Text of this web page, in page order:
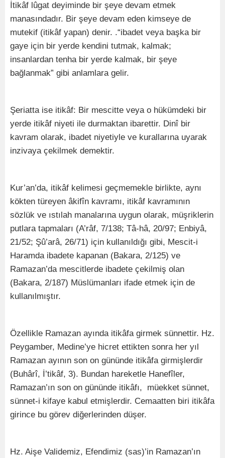
İtikâf lûgat deyiminde bir şeye devam etmek
manasındadır. Bir şeye devam eden kimseye de
mutekif (itikâf yapan) denir. .“ibadet veya başka bir
gaye için bir yerde kendini tutmak, kalmak;
insanlardan tenha bir yerde kalmak, bir şeye
bağlanmak” gibi anlamlara gelir.
Şeriatta ise itikâf: Bir mescitte veya o hükümdeki bir
yerde itikâf niyeti ile durmaktan ibarettir. Dinî bir
kavram olarak, ibadet niyetiyle ve kurallarına uyarak
inzivaya çekilmek demektir.
Kur’an’da, itikâf kelimesi geçmemekle birlikte, aynı
kökten türeyen âkifîn kavramı, itikâf kavramının
sözlük ve ıstılah manalarına uygun olarak, müşriklerin
putlara tapmaları (A’râf, 7/138; Tâ-hâ, 20/97; Enbiyâ,
21/52; Şû’arâ, 26/71) için kullanıldığı gibi, Mescit-i
Haramda ibadete kapanan (Bakara, 2/125) ve
Ramazan’da mescitlerde ibadete çekilmiş olan
(Bakara, 2/187) Müslümanları ifade etmek için de
kullanılmıştır.
Özellikle Ramazan ayında itikâfa girmek sünnettir. Hz.
Peygamber, Medine’ye hicret ettikten sonra her yıl
Ramazan ayının son on gününde itikâfa girmişlerdir
(Buhârî, İ’tikâf, 3). Bundan hareketle Hanefîler,
Ramazan’ın son on gününde itikâfı, müekket sünnet,
sünnet-i kifaye kabul etmişlerdir. Cemaatten biri itikâfa
girince bu görev diğerlerinden düşer.
Hz. Aişe Validemiz, Efendimiz (sas)’in Ramazan’ın